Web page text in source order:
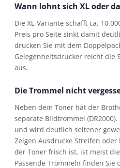
Wann lohnt sich XL oder
Die XL-Variante schafft ca.
Preis pro Seite sinkt damit
drucken Sie mit dem
Gelegenheitsdrucker reicht die
aus.
Die Trommel nicht
Neben dem Toner hat der
separate Bildtrommel
und wird deutlich seltener
Zeigen Ausdrucke Streifen
der Toner frisch ist, ist meist
Passende Trommeln finden Sie